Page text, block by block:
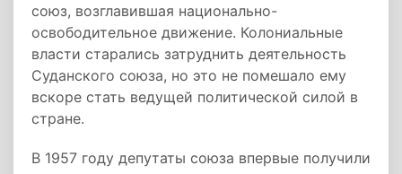
союз, возглавившая национально-
освободительное движение. Колониальные
власти старались затруднить деятельность
Суданского союза, но это не помешало ему
вскоре стать ведущей политической силой в
стране.
В 1957 году депутаты союза впервые получили